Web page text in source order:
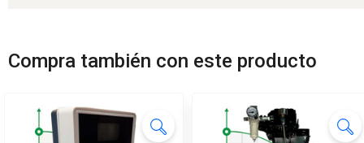
Compra también con este producto